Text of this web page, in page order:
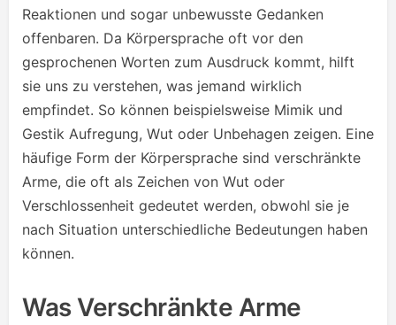
Reaktionen und sogar unbewusste Gedanken
offenbaren. Da Körpersprache oft vor den
gesprochenen Worten zum Ausdruck kommt, hilft
sie uns zu verstehen, was jemand wirklich
empfindet. So können beispielsweise Mimik und
Gestik Aufregung, Wut oder Unbehagen zeigen. Eine
häufige Form der Körpersprache sind verschränkte
Arme, die oft als Zeichen von Wut oder
Verschlossenheit gedeutet werden, obwohl sie je
nach Situation unterschiedliche Bedeutungen haben
können.
Was Verschränkte Arme